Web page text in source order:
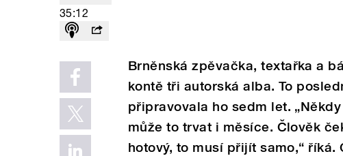
35:12
Brněnská zpěvačka, textařka a
kontě tři autorská alba. To
připravovala ho sedm let.
může to trvat i měsíce. Člověk
hotový, to musí přijít samo,“